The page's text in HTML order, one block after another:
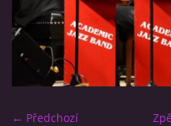
HISTORIE
TVORBA
← Předchozí